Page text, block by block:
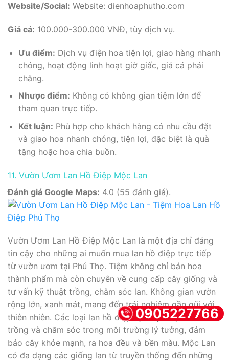
Website/Social: Website: dienhoaphutho.com
Giá cả: 100.000-300.000 VNĐ, tùy dịch vụ.
Ưu điểm: Dịch vụ điện hoa tiện lợi, giao hàng nhanh
chóng, hoạt động linh hoạt giờ giấc, giá cả phải
chăng.
Nhược điểm: Không có không gian tiệm lớn để
tham quan trực tiếp.
Kết luận: Phù hợp cho khách hàng có nhu cầu đặt
và giao hoa nhanh chóng, tiện lợi, đặc biệt là quà
tặng hoặc hoa chia buồn.
11. Vườn Ươm Lan Hồ Điệp Mộc Lan
Đánh giá Google Maps: 4.0 (55 đánh giá).
Vườn Ươm Lan Hồ Điệp Mộc Lan là một địa chỉ đáng
tin cậy cho những ai muốn mua lan hồ điệp trực tiếp
từ vườn ươm tại Phú Thọ. Tiệm không chỉ bán hoa
thành phẩm mà còn chuyên về cung cấp cây giống và
tư vấn kỹ thuật trồng, chăm sóc lan. Không gian vườn
rộng lớn, xanh mát, mang đến trải nghiệm gần gũi với
thiên nhiên. Các loại lan hồ điệp tại đây được nuôi
trồng và chăm sóc trong môi trường lý tưởng, đảm
bảo cây khỏe mạnh, ra hoa đều và bền màu. Mộc Lan
có đa dạng các giống lan từ truyền thống đến những
0905227766